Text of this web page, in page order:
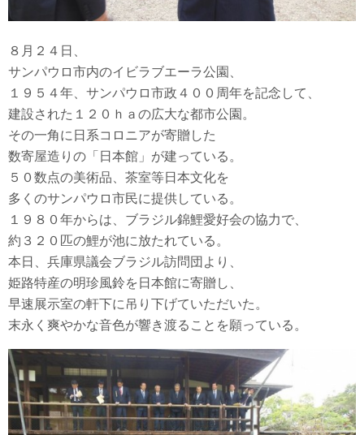
８月２４日、
サンパウロ市内のイビラブエーラ公園、
１９５４年、サンパウロ市政４００周年を記念して、
建設された１２０ｈａの広大な都市公園。
その一角に日系コロニアが寄贈した
数寄屋造りの「日本館」が建っている。
５０数点の美術品、茶室等日本文化を
多くのサンパウロ市民に提供している。
１９８０年からは、ブラジル錦鯉愛好会の協力で、
約３２０匹の鯉が池に放たれている。
本日、兵庫県議会ブラジル訪問団より、
姫路特産の明珍風鈴を日本館に寄贈し、
早速展示室の軒下に吊り下げていただいた。
末永く爽やかな音色が響き渡ることを願っている。